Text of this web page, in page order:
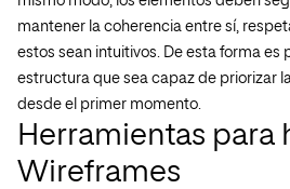
mantener la coherencia entre sí,
estos sean intuitivos. De esta forma es
estructura que sea capaz de priorizar
desde el primer momento.
Herramientas para
Wireframes